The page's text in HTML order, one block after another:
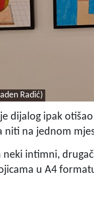
Radić)
dijalog ipak
niti na jednom
neki intimni,
u A4